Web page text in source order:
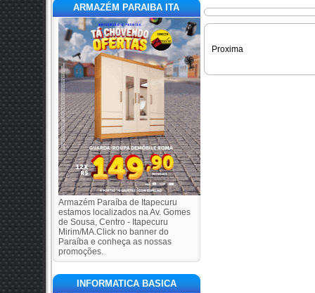
ARMAZÉM PARAIBA ITA
Armazém Paraíba de Itapecuru
estamos localizados na Av. Gomes
de Sousa, Centro - Itapecuru
Mirim/MA.Click no banner do
Paraíba e conheça as nossas
promoções.
INFORMATICA BASICA
Proxima